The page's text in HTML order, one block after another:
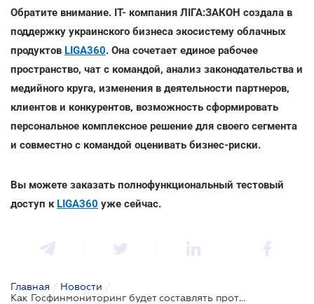
Обратите внимание. IT- компания ЛІГА:ЗАКОН создала в
поддержку украинского бизнеса экосистему облачных
продуктов LIGA360. Она сочетает единое рабочее
пространство, чат с командой, анализ законодательства и
медийного круга, изменения в деятельности партнеров,
клиентов и конкурентов, возможность сформировать
персональное комплексное решение для своего сегмента
и совместно с командой оценивать бизнес-риски.
Вы можете заказать полнофункциональный тестовый
доступ к LIGA360 уже сейчас.
Главная / Новости /
Как Госфинмониторинг будет составлять протоколы в случае неподачи информации о финоперациях